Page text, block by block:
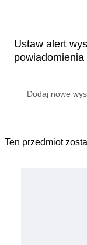
Ustaw alert
Ten przedmiot